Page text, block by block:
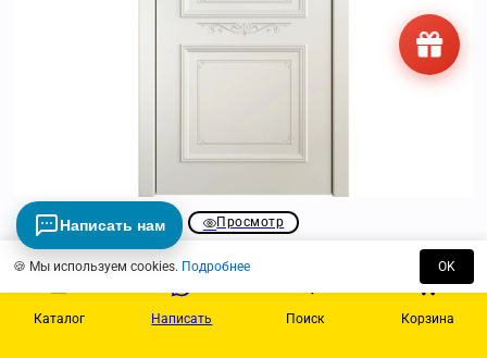
Просмотр
17895
Каталог Написать Поиск Корзина
🍪 Мы используем cookies. Подробнее OK
Написать нам